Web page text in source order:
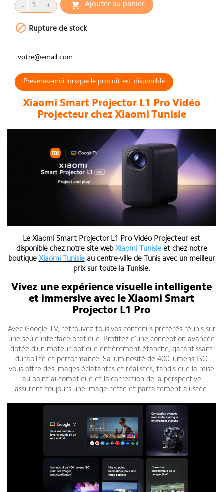
 Ajouter au panier
 Rupture de stock
Prévenez-moi lorsque le produit est disponible
Xiaomi Smart Projector L1 Pro Vidéo
Projecteur chez Xiaomi Tunisie
Le Xiaomi Smart Projector L1 Pro Vidéo Projecteur est
disponible chez notre site web Xiaomi Tunisieet chez notre
boutique Xiaomi Tunisieau centre-ville de Tunis avec un meilleur
prix sur toute la Tunisie.
Vivez une expérience visuelle intelligente
et immersive avec le Xiaomi Smart
Projector L1 Pro
Avec Google TV, retrouvez tous vos contenus préférés réunis sur
une seule interface pratique. Profitez d’une conception avancée
dotée d’un moteur optique entièrement étanche, garantissant
durabilité et performance. Sa luminosité de 400 lumens ISO
vous offre des images éclatantes et réalistes, tandis que la mise
au point automatique et la correction de la perspective
assurent toujours une image nette et parfaitement ajustée.